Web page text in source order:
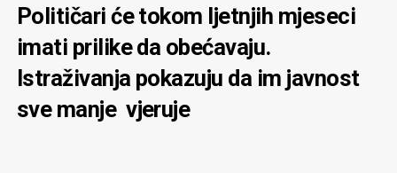
Političari će tokom ljetnjih mjeseci
imati prilike da obećavaju.
Istraživanja pokazuju da im javnost
sve manje vjeruje